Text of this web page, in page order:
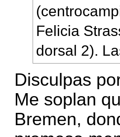
Felicia
dorsal 2).
Disculpas
Me soplan
Bremen,